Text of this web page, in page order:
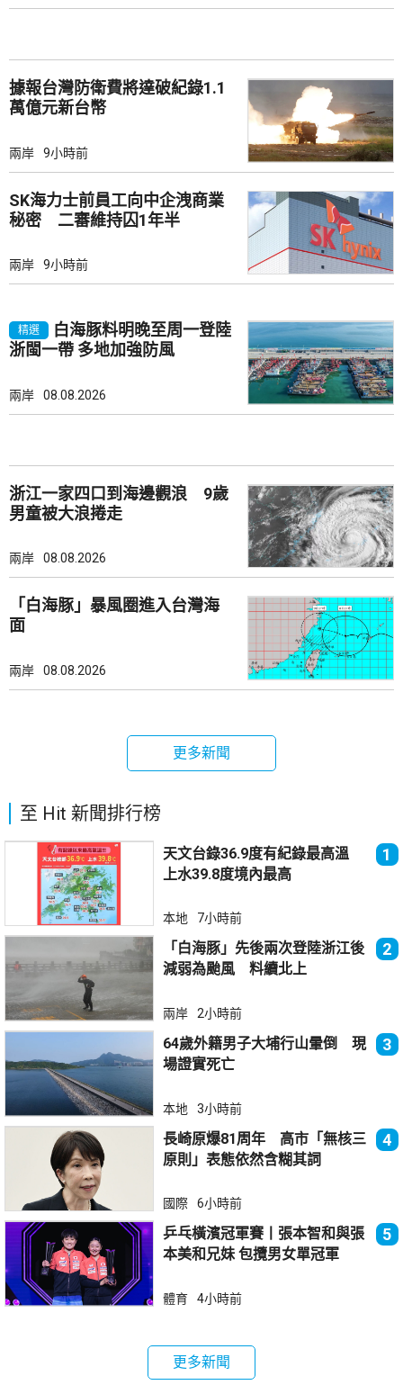
據報台灣防衛費將達破紀錄1.1
萬億元新台幣
兩岸 9小時前
SK海力士前員工向中企洩商業
秘密 二審維持囚1年半
兩岸 9小時前
精選
白海豚料明晚至周一登陸
浙閩一帶 多地加強防風
兩岸 08.08.2026
浙江一家四口到海邊觀浪 9歲
男童被大浪捲走
兩岸 08.08.2026
「白海豚」暴風圈進入台灣海
面
兩岸 08.08.2026
更多新聞
至 Hit 新聞排行榜
天文台錄36.9度有紀錄最高溫
上水39.8度境內最高
1
本地 7小時前
「白海豚」先後兩次登陸浙江後
減弱為颱風 料續北上
2
兩岸 2小時前
64歲外籍男子大埔行山暈倒 現
場證實死亡
3
本地 3小時前
長崎原爆81周年 高市「無核三
原則」表態依然含糊其詞
4
國際 6小時前
乒乓橫濱冠軍賽丨張本智和與張
本美和兄妹 包攬男女單冠軍
5
體育 4小時前
更多新聞